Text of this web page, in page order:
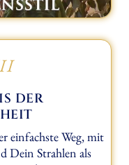
DER
einfachste Weg, mit
Dein Strahlen als